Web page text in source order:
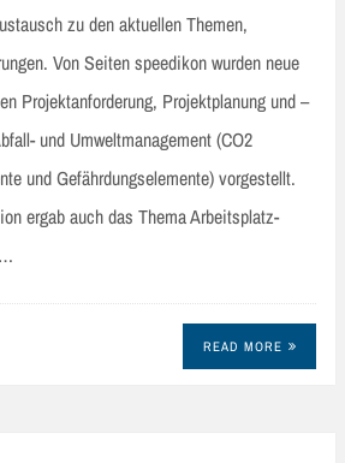
zu den aktuellen Themen,
Von Seiten speedikon wurden neue
Projektanforderung, Projektplanung und –
und Umweltmanagement (CO2
und Gefährdungselemente) vorgestellt.
ergab auch das Thema Arbeitsplatz-
READ MORE